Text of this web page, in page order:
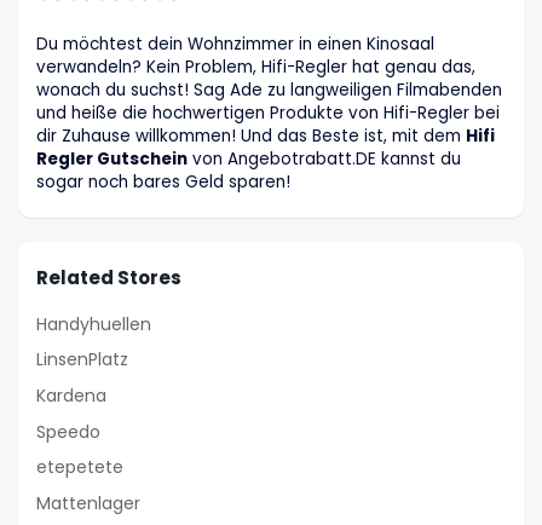
Du möchtest dein Wohnzimmer in einen Kinosaal
verwandeln? Kein Problem, Hifi-Regler hat genau das,
wonach du suchst! Sag Ade zu langweiligen Filmabenden
und heiße die hochwertigen Produkte von Hifi-Regler bei
dir Zuhause willkommen! Und das Beste ist, mit dem Hifi
Regler Gutschein von Angebotrabatt.DE kannst du
sogar noch bares Geld sparen!
Related Stores
Handyhuellen
LinsenPlatz
Kardena
Speedo
etepetete
Mattenlager